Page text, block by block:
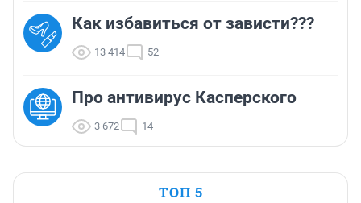
Как избавиться от зависти???
13 414 52
Про антивирус Касперского
3 672 14
ТОП 5